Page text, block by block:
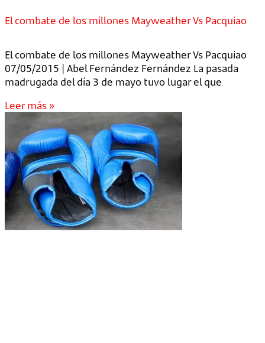
El combate de los millones Mayweather Vs Pacquiao
El combate de los millones Mayweather Vs Pacquiao
07/05/2015 | Abel Fernández Fernández La pasada
madrugada del día 3 de mayo tuvo lugar el que
Leer más »